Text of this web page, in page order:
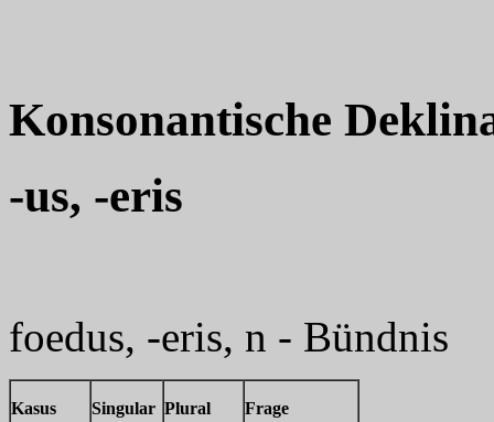
Konsonantische
-us, -eris
foedus, -eris, n - Bündnis
Kasus Singular Plural Frage